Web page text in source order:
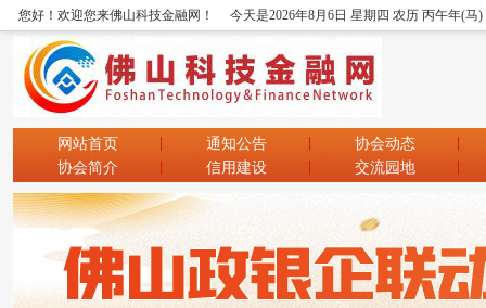
您好！欢迎您来佛山科技金融网！ 今天是2026年8月6日 星期四 农历 丙午年(马
网站首页 通知公告
协会动态
协会简介
信用建设 交流园地